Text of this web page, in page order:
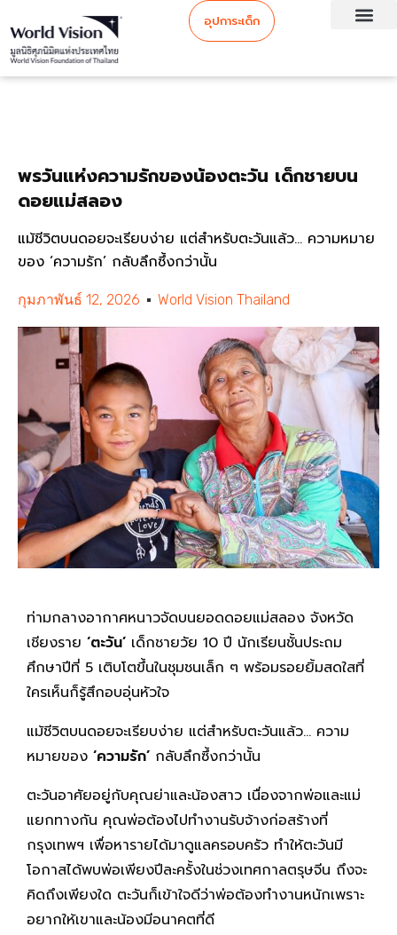
อุปการะเด็ก
พรวันแห่งความรักของน้องตะวัน เด็กชายบน
ดอยแม่สลอง
แม้ชีวิตบนดอยจะเรียบง่าย แต่สำหรับตะวันแล้ว… ความหมาย
ของ ‘ความรัก’ กลับลึกซึ้งกว่านั้น
กุมภาพันธ์ 12, 2026 World Vision Thailand
ท่ามกลางอากาศหนาวจัดบนยอดดอยแม่สลอง จังหวัด
เชียงราย ‘ตะวัน’ เด็กชายวัย 10 ปี นักเรียนชั้นประถม
ศึกษาปีที่ 5 เติบโตขึ้นในชุมชนเล็ก ๆ พร้อมรอยยิ้มสดใสที่
ใครเห็นก็รู้สึกอบอุ่นหัวใจ
แม้ชีวิตบนดอยจะเรียบง่าย แต่สำหรับตะวันแล้ว… ความ
หมายของ ‘ความรัก’ กลับลึกซึ้งกว่านั้น
ตะวันอาศัยอยู่กับคุณย่าและน้องสาว เนื่องจากพ่อและแม่
แยกทางกัน คุณพ่อต้องไปทำงานรับจ้างก่อสร้างที่
กรุงเทพฯ เพื่อหารายได้มาดูแลครอบครัว ทำให้ตะวันมี
โอกาสได้พบพ่อเพียงปีละครั้งในช่วงเทศกาลตรุษจีน ถึงจะ
คิดถึงเพียงใด ตะวันก็เข้าใจดีว่าพ่อต้องทำงานหนักเพราะ
อยากให้เขาและน้องมีอนาคตที่ดี